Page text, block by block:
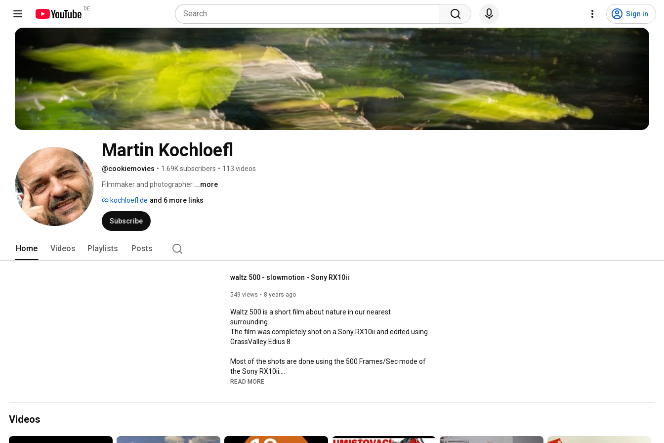
DE
Sign in
Martin Kochloefl
@cookiemovies • 1.69K subscribers • 113 videos
Filmmaker and photographer ...more
kochloefl.de and 6 more links
Subscribe
Home Videos Playlists Posts
waltz 500 - slowmotion - Sony RX10ii
549 views 8 years ago
Waltz 500 is a short film about nature in our nearest
surrounding.
The film was completely shot on a Sony RX10ii and edited using
GrassValley Edius 8.
Most of the shots are done using the 500 Frames/Sec mode of
the Sony RX10ii.
with Sony RX10ii/iii which are extraordinary.
READ MORE
Videos